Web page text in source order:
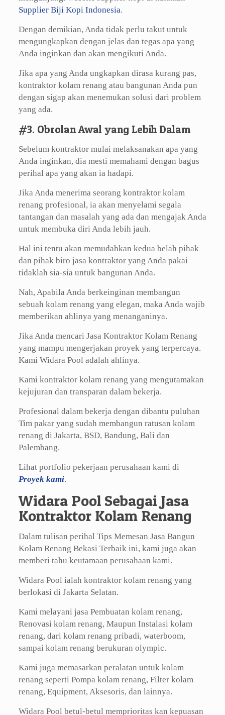
Supplier Biji Kopi Indonesia.
Dengan demikian, Anda tidak perlu takut untuk
mengungkapkan dengan jelas dan tegas apa yang
Anda inginkan dan akan mengikuti Anda.
Jika apa yang Anda ungkapkan dirasa kurang pas,
kontraktor kolam renang atau bangunan Anda pun
dengan sigap akan menemukan solusi dari problem
yang ada.
#3. Obrolan Awal yang Lebih Dalam
Sebelum kontraktor mulai melaksanakan apa yang
Anda inginkan, dia mesti memahami dengan bagus
perihal apa yang akan ia hadapi.
Jika Anda menerima seorang kontraktor kolam
renang profesional, ia akan menyelami segala
tantangan dan masalah yang ada dan mengajak Anda
untuk membuka diri Anda lebih jauh.
Hal ini tentu akan memudahkan kedua belah pihak
dan pihak biro jasa kontraktor yang Anda pakai
tidaklah sia-sia untuk bangunan Anda.
Nah, Apabila Anda berkeinginan membangun
sebuah kolam renang yang elegan, maka Anda wajib
memberikan ahlinya yang menanganinya.
Jika Anda mencari Jasa Kontraktor Kolam Renang
yang mampu mengerjakan proyek yang terpercaya.
Kami Widara Pool adalah ahlinya.
Kami kontraktor kolam renang yang mengutamakan
kejujuran dan transparan dalam bekerja.
Profesional dalam bekerja dengan dibantu puluhan
Tim pakar yang sudah membangun ratusan kolam
renang di Jakarta, BSD, Bandung, Bali dan
Palembang.
Lihat portfolio pekerjaan perusahaan kami di
Proyek kami.
Widara Pool Sebagai Jasa
Kontraktor Kolam Renang
Dalam tulisan perihal Tips Memesan Jasa Bangun
Kolam Renang Bekasi Terbaik ini, kami juga akan
memberi tahu keutamaan perusahaan kami.
Widara Pool ialah kontraktor kolam renang yang
berlokasi di Jakarta Selatan.
Kami melayani jasa Pembuatan kolam renang,
Renovasi kolam renang, Maupun Instalasi kolam
renang, dari kolam renang pribadi, waterboom,
sampai kolam renang berukuran olympic.
Kami juga memasarkan peralatan untuk kolam
renang seperti Pompa kolam renang, Filter kolam
renang, Equipment, Aksesoris, dan lainnya.
Widara Pool betul-betul memprioritas kan kepuasan